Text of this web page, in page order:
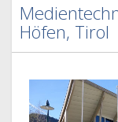
Höfen, Tirol